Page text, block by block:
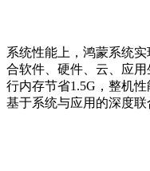
系统性能上，鸿蒙系统
合软件、硬件、云、应
行内存节省1.5G，整机性
基于系统与应用的深度联